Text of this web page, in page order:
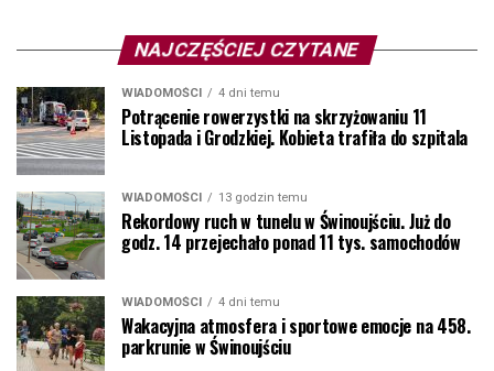
NAJCZĘŚCIEJ CZYTANE
WIADOMOŚCI 4 dni temu
Potrącenie rowerzystki na skrzyżowaniu 11
Listopada i Grodzkiej. Kobieta trafiła do szpitala
WIADOMOŚCI 13 godzin temu
Rekordowy ruch w tunelu w Świnoujściu. Już do
godz. 14 przejechało ponad 11 tys. samochodów
WIADOMOŚCI 4 dni temu
Wakacyjna atmosfera i sportowe emocje na 458.
parkrunie w Świnoujściu